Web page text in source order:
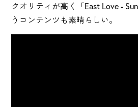
クオリティが高く「East Love -
うコンテンツも素晴らしい。